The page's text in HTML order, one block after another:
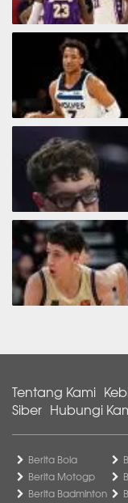
Tentang Kami
Siber Hubungi
Berita Bola
Berita Motogp
Berita Badminton